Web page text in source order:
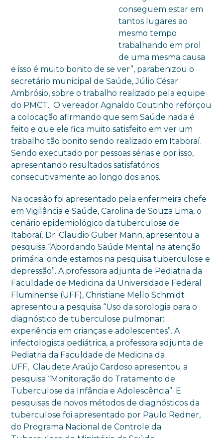
conseguem estar em
tantos lugares ao
mesmo tempo
trabalhando em prol
de uma mesma causa
e isso é muito bonito de se ver”, parabenizou o
secretário municipal de Saúde, Júlio César
Ambrósio, sobre o trabalho realizado pela equipe
do PMCT. O vereador Agnaldo Coutinho reforçou
a colocação afirmando que sem Saúde nada é
feito e que ele fica muito satisfeito em ver um
trabalho tão bonito sendo realizado em Itaboraí.
Sendo executado por pessoas sérias e por isso,
apresentando resultados satisfatórios
consecutivamente ao longo dos anos.
Na ocasião foi apresentado pela enfermeira chefe
em Vigilância e Saúde, Carolina de Souza Lima, o
cenário epidemiológico da tuberculose de
Itaboraí. Dr. Claudio Guber Mann, apresentou a
pesquisa “Abordando Saúde Mental na atenção
primária: onde estamos na pesquisa tuberculose e
depressão”. A professora adjunta de Pediatria da
Faculdade de Medicina da Universidade Federal
Fluminense (UFF), Christiane Mello Schmidt
apresentou a pesquisa “Uso da sorologia para o
diagnóstico de tuberculose pulmonar:
experiência em crianças e adolescentes”. A
infectologista pediátrica, a professora adjunta de
Pediatria da Faculdade de Medicina da
UFF, Claudete Araújo Cardoso apresentou a
pesquisa “Monitoração do Tratamento de
Tuberculose da Infância e Adolescência”. E
pesquisas de novos métodos de diagnósticos da
tuberculose foi apresentado por Paulo Redner,
do Programa Nacional de Controle da